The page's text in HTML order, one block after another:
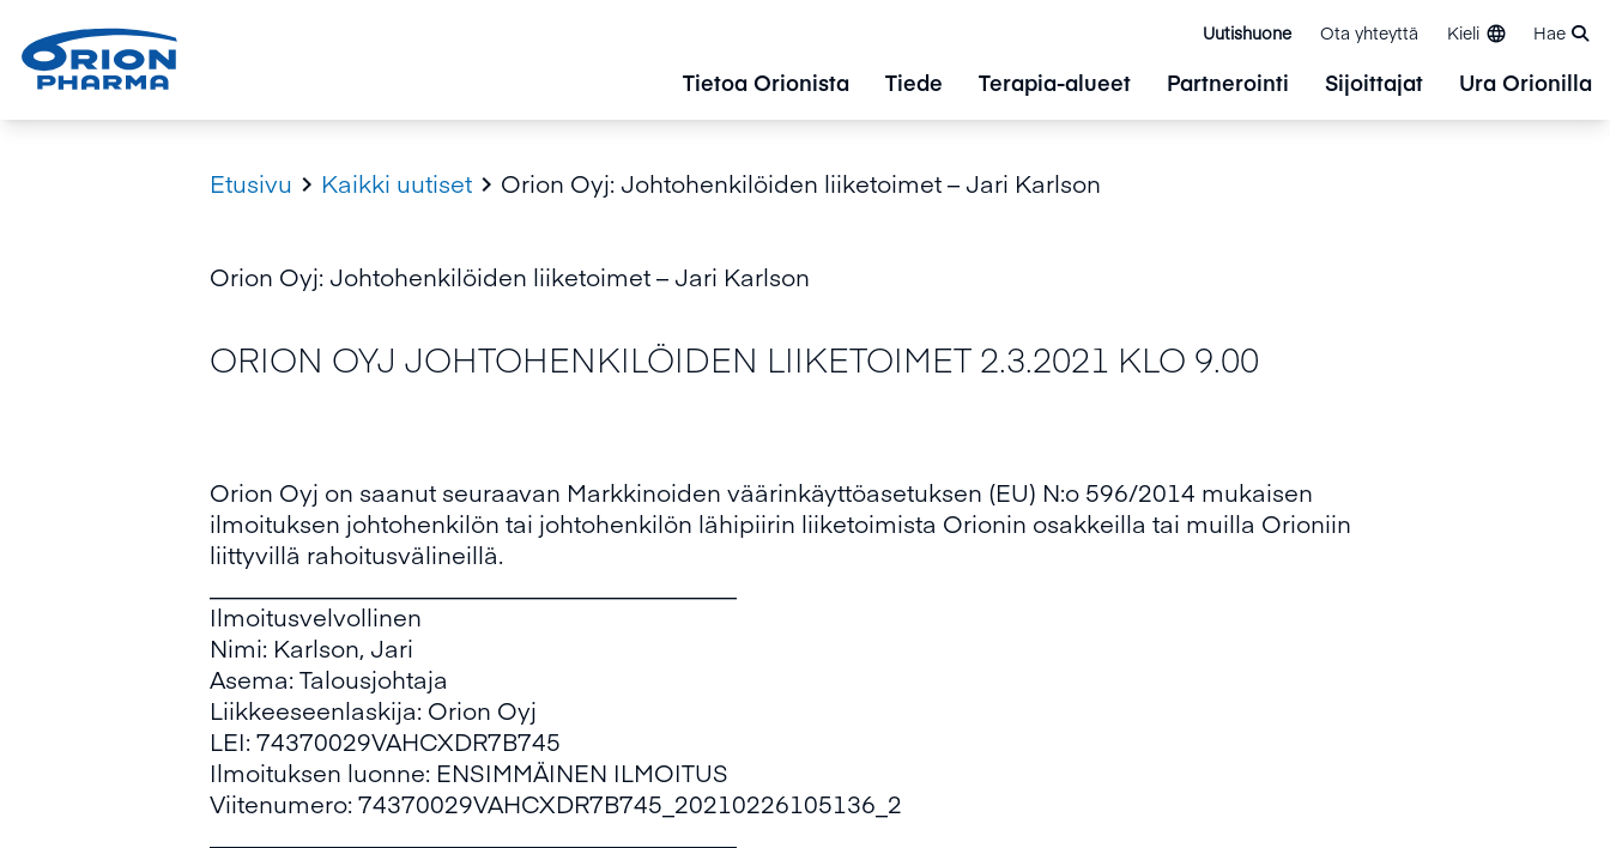
Uutishuone Ota yhteyttä Kieli Hae
Tietoa Orionista Tiede Terapia-alueet Partnerointi Sijoittajat Ura Orionilla
Etusivu  Kaikki uutiset  Orion Oyj: Johtohenkilöiden liiketoimet – Jari Karlson
Orion Oyj: Johtohenkilöiden liiketoimet – Jari Karlson
ORION OYJ JOHTOHENKILÖIDEN LIIKETOIMET 2.3.2021 KLO 9.00
Orion Oyj on saanut seuraavan Markkinoiden väärinkäyttöasetuksen (EU) N:o 596/2014 mukaisen
ilmoituksen johtohenkilön tai johtohenkilön lähipiirin liiketoimista Orionin osakkeilla tai muilla Orioniin
liittyvillä rahoitusvälineillä.
Ilmoitusvelvollinen
Nimi: Karlson, Jari
Asema: Talousjohtaja
Liikkeeseenlaskija: Orion Oyj
LEI: 74370029VAHCXDR7B745
Ilmoituksen luonne: ENSIMMÄINEN ILMOITUS
Viitenumero: 74370029VAHCXDR7B745_20210226105136_2